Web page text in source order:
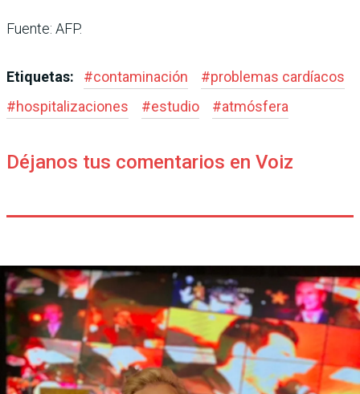
Fuente: AFP.
Etiquetas: #contaminación #problemas cardíacos
#hospitalizaciones #estudio #atmósfera
Déjanos tus comentarios en Voiz